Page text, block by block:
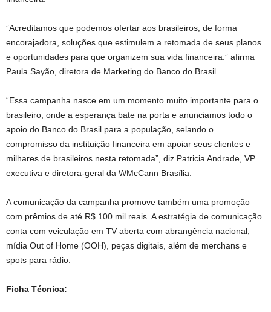
”Acreditamos que podemos ofertar aos brasileiros, de forma
encorajadora, soluções que estimulem a retomada de seus planos
e oportunidades para que organizem sua vida financeira.” afirma
Paula Sayão, diretora de Marketing do Banco do Brasil.
“Essa campanha nasce em um momento muito importante para o
brasileiro, onde a esperança bate na porta e anunciamos todo o
apoio do Banco do Brasil para a população, selando o
compromisso da instituição financeira em apoiar seus clientes e
milhares de brasileiros nesta retomada”, diz Patricia Andrade, VP
executiva e diretora-geral da WMcCann Brasília.
A comunicação da campanha promove também uma promoção
com prêmios de até R$ 100 mil reais. A estratégia de comunicação
conta com veiculação em TV aberta com abrangência nacional,
mídia Out of Home (OOH), peças digitais, além de merchans e
spots para rádio.
Ficha Técnica: